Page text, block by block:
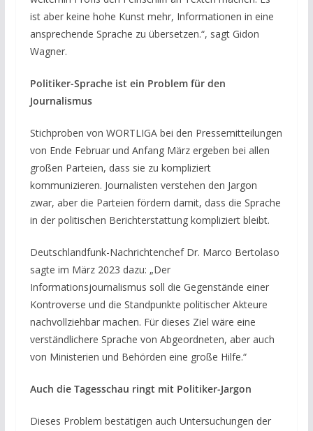
ist aber keine hohe Kunst mehr, Informationen in eine
ansprechende Sprache zu übersetzen.“, sagt Gidon
Wagner.
Politiker-Sprache ist ein Problem für den
Journalismus
Stichproben von WORTLIGA bei den Pressemitteilungen
von Ende Februar und Anfang März ergeben bei allen
großen Parteien, dass sie zu kompliziert
kommunizieren. Journalisten verstehen den Jargon
zwar, aber die Parteien fördern damit, dass die Sprache
in der politischen Berichterstattung kompliziert bleibt.
Deutschlandfunk-Nachrichtenchef Dr. Marco Bertolaso
sagte im März 2023 dazu: „Der
Informationsjournalismus soll die Gegenstände einer
Kontroverse und die Standpunkte politischer Akteure
nachvollziehbar machen. Für dieses Ziel wäre eine
verständlichere Sprache von Abgeordneten, aber auch
von Ministerien und Behörden eine große Hilfe.“
Auch die Tagesschau ringt mit Politiker-Jargon
Dieses Problem bestätigen auch Untersuchungen der